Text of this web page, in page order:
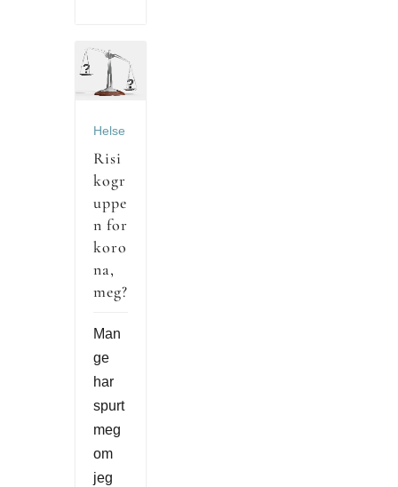
Helse
Risi
kogr
uppe
n for
koro
na,
meg?
Man
ge
har
spurt
meg
om
jeg